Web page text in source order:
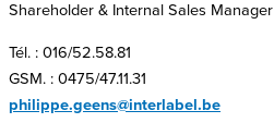
Shareholder & Internal Sales Manager
Tél. : 016/52.58.81
GSM. : 0475/47.11.31
philippe.geens@interlabel.be